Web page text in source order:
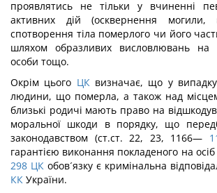
проявлятись не тільки у вчиненні
активних дій (осквернення могили,
спотворення тіла померлого чи його
шляхом образливих висловлювань на
особи тощо.
Окрім цього ЦКвизначає, що у
людини, що померла, а також над
близькі родичі мають право на
моральної шкоди в порядку, що
законодавством (ст.ст. 22, 23, 1166—
гарантією виконання покладеного на осіб
298 ЦК обов´язку є кримінальна
КК України.